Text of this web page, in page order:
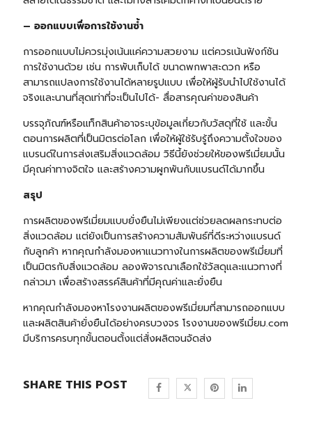
– ออกแบบเพื่อการใช้งานซ้ำ
การออกแบบไม่ควรมุ่งเน้นแค่ความสวยงาม แต่ควรเน้นฟังก์ชัน
การใช้งานด้วย เช่น การพับเก็บได้ ขนาดพกพาสะดวก หรือ
สามารถแปลงการใช้งานได้หลายรูปแบบ เพื่อให้ผู้รับนำไปใช้งานได้
จริงและนานที่สุดเท่าที่จะเป็นไปได้- สื่อสารคุณค่าของสินค้า
บรรจุภัณฑ์หรือแท็กสินค้าอาจระบุข้อมูลเกี่ยวกับวัสดุที่ใช้ และขั้น
ตอนการผลิตที่เป็นมิตรต่อโลก เพื่อให้ผู้ใช้รับรู้ถึงความตั้งใจของ
แบรนด์ในการส่งเสริมสิ่งแวดล้อม วิธีนี้ยังช่วยให้ของพรีเมี่ยมนั้น
มีคุณค่าทางจิตใจ และสร้างความผูกพันกับแบรนด์ได้มากขึ้น
สรุป
การผลิตของพรีเมี่ยมแบบยั่งยืนไม่เพียงแต่ช่วยลดผลกระทบต่อ
สิ่งแวดล้อม แต่ยังเป็นการสร้างความสัมพันธ์ที่ดีระหว่างแบรนด์
กับลูกค้า หากคุณกำลังมองหาแนวทางในการผลิตของพรีเมี่ยมที่
เป็นมิตรกับสิ่งแวดล้อม ลองพิจารณาเลือกใช้วัสดุและแนวทางที่
กล่าวมา เพื่อสร้างสรรค์สินค้าที่มีคุณค่าและยั่งยืน
หากคุณกำลังมองหาโรงงานผลิตของพรีเมี่ยมที่สามารถออกแบบ
และผลิตสินค้ายั่งยืนได้อย่างครบวงจร โรงงานของพรีเมี่ยม.com
มีบริการครบทุกขั้นตอนตั้งแต่สั่งผลิตจนจัดส่ง
SHARE THIS POST